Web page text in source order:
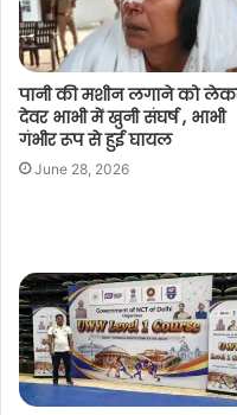
पानी की मशीन लगाने को
देवर भाभी में खुनी संघर्ष , भाभी
गंभीर रूप से हुई घायल
June 28, 2026